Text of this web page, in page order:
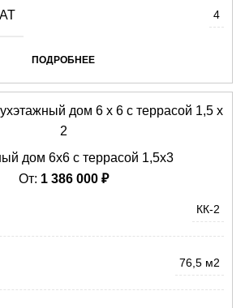
4
ПОДРОБНЕЕ
дом 6х6 с террасой 1,5х3
От: 1 386 000 ₽
КК-2
76,5 м2